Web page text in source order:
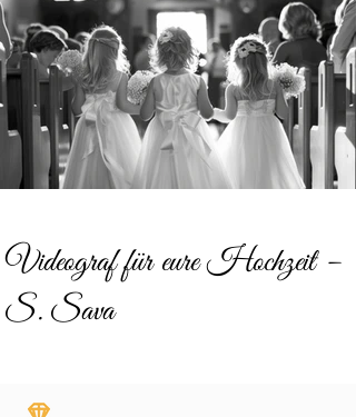
Videograf für eure Hochzeit –
S. Sava